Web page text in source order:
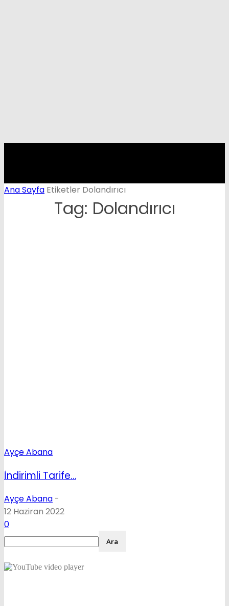
Ana Sayfa Etiketler Dolandırıcı
Tag: Dolandırıcı
Ayçe Abana
İndirimli Tarife…
Ayçe Abana -
12 Haziran 2022
0